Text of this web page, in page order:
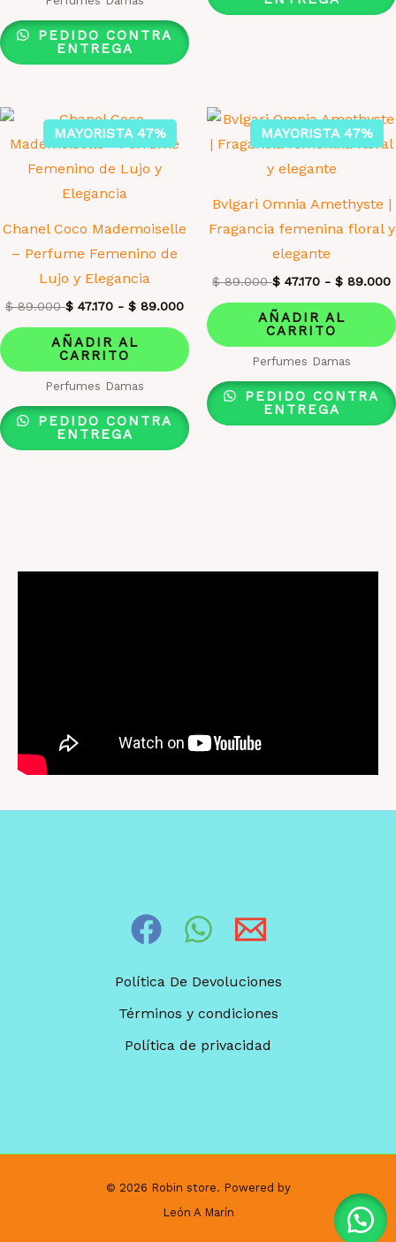
PEDIDO CONTRA
ENTREGA
MAYORISTA 47%
Chanel Coco Mademoiselle
– Perfume Femenino de
Lujo y Elegancia
$89.000 $ 47.170 - $ 89.000
AÑADIR AL
CARRITO
Perfumes Damas
PEDIDO CONTRA
ENTREGA
MAYORISTA 47%
Bvlgari Omnia Amethyste |
Fragancia femenina floral y
elegante
$89.000 $ 47.170 - $ 89.000
AÑADIR AL
CARRITO
Perfumes Damas
PEDIDO CONTRA
ENTREGA
Política De Devoluciones
Términos y condiciones
Política de privacidad
© 2026 Robin store. Powered by
León A Marín